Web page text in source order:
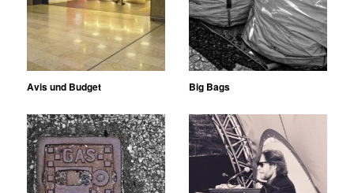
Avis und Budget Big Bags